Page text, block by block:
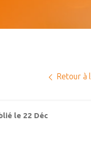
Retour à
le 22 Déc